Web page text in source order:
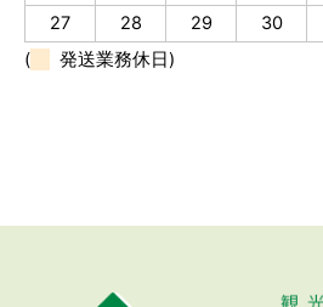
27
28 29
30
(
発送業務休日)